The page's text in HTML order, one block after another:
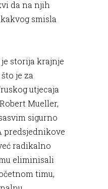
da na njih
smisla
storija krajnje
je za
utjecaja
Mueller,
sigurno
predsjednikove
radikalno
eliminisali
timu,